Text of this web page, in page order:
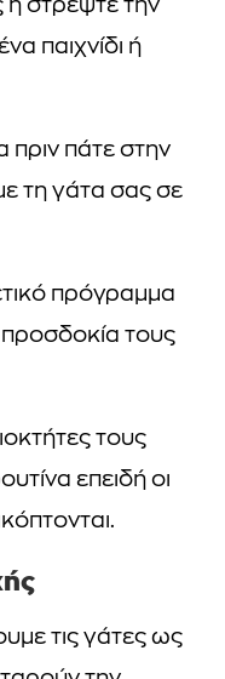
στρέψτε την
παιχνίδι ή
πριν πάτε στην
τη γάτα σας σε
πρόγραμμα
προσδοκία τους
τους
επειδή οι
τις γάτες ως